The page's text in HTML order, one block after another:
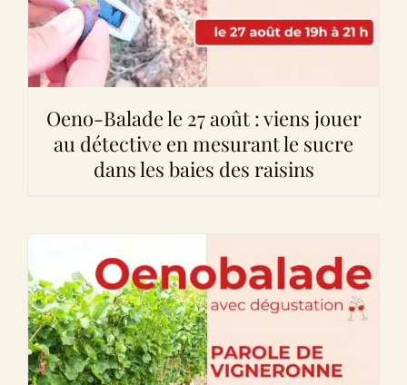
Oeno-Balade le 27 août : viens jouer
au détective en mesurant le sucre
dans les baies des raisins